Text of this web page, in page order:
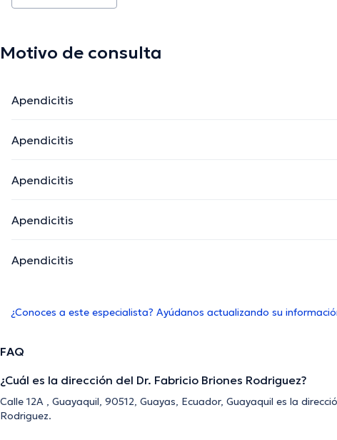
Motivo de consulta
Apendicitis
Apendicitis
Apendicitis
Apendicitis
Apendicitis
¿Conoces a este especialista? Ayúdanos actualizando su
FAQ
¿Cuál es la dirección del Dr. Fabricio Briones Rodriguez?
Calle 12A , Guayaquil, 90512, Guayas, Ecuador, Guayaquil es la
Rodriguez.